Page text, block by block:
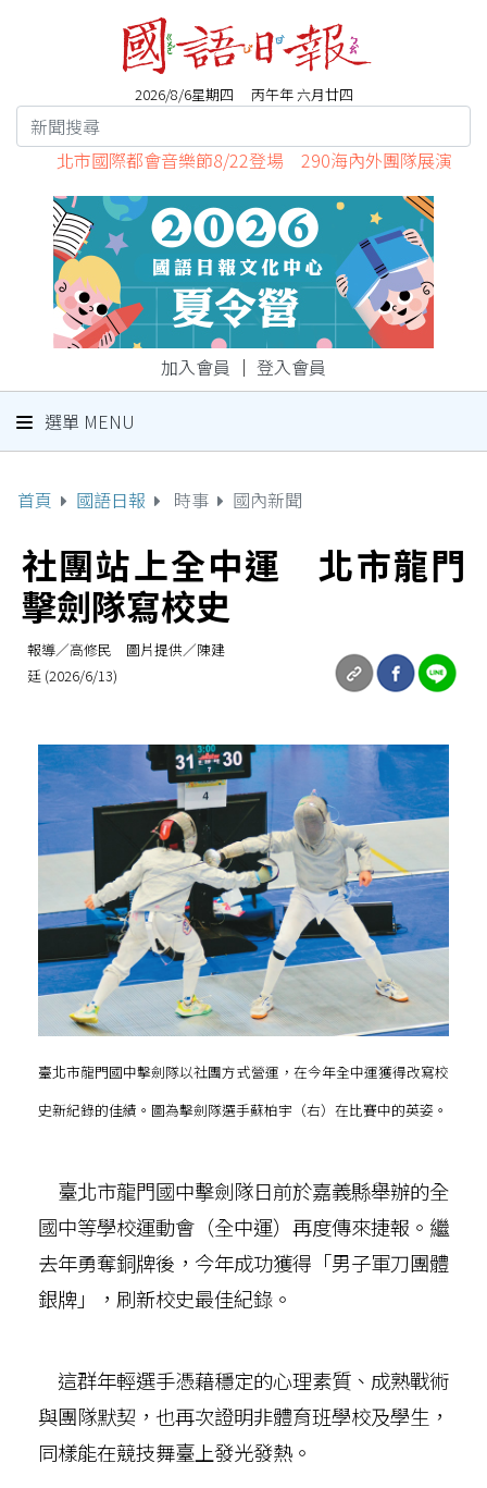
2026/8/6星期四 丙午年 六月廿四
北市國際都會音樂節8/22登場 290海內外團隊展演
加入會員 ｜ 登入會員
選單 MENU
首頁 國語日報 時事 國內新聞
社團站上全中運 北市龍門
擊劍隊寫校史
報導／高修民 圖片提供／陳建
廷 (2026/6/13)
臺北市龍門國中擊劍隊以社團方式營運，在今年全中運獲得改寫校
史新紀錄的佳績。圖為擊劍隊選手蘇柏宇（右）在比賽中的英姿。
臺北市龍門國中擊劍隊日前於嘉義縣舉辦的全
國中等學校運動會（全中運）再度傳來捷報。繼
去年勇奪銅牌後，今年成功獲得「男子軍刀團體
銀牌」，刷新校史最佳紀錄。
這群年輕選手憑藉穩定的心理素質、成熟戰術
與團隊默契，也再次證明非體育班學校及學生，
同樣能在競技舞臺上發光發熱。